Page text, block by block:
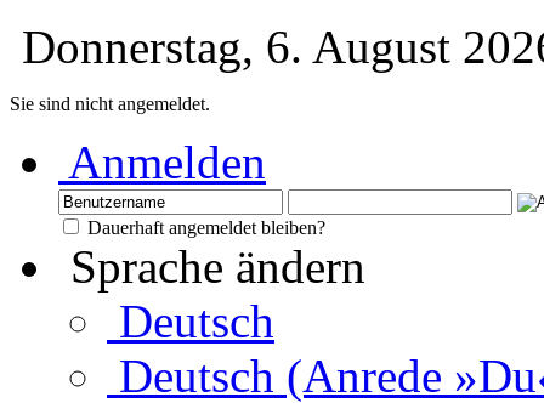
Donnerstag, 6. August
Sie sind nicht angemeldet.
Anmelden
Dauerhaft angemeldet bleiben?
Sprache ändern
Deutsch
Deutsch (Anrede